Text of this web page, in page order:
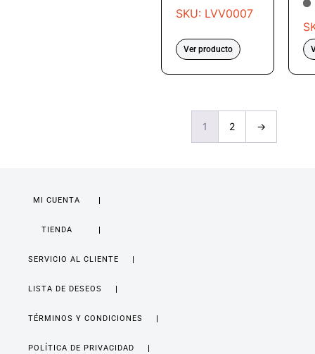
SKU: LVV0007
Ver producto
1 2 →
MI CUENTA
TIENDA
SERVICIO AL CLIENTE
LISTA DE DESEOS
TÉRMINOS Y CONDICIONES
POLÍTICA DE PRIVACIDAD